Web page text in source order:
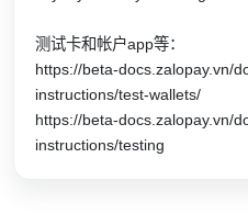
测试卡和帐户app等：
https://beta-docs.zalopay.vn/
instructions/test-wallets/
https://beta-docs.zalopay.vn/
instructions/testing